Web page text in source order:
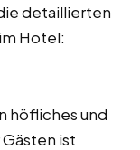
detaillierten
Hotel:
höfliches und
ist